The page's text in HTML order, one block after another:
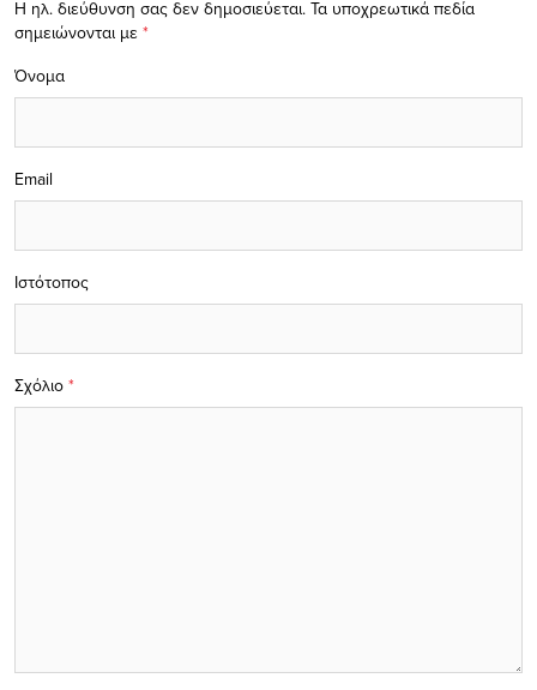
Η ηλ. διεύθυνση σας δεν δημοσιεύεται. Τα υποχρεωτικά πεδία
σημειώνονται με *
Σχόλιο *
Όνομα
Email
Ιστότοπος